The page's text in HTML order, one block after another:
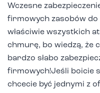
Wczesne
firmowych zasobów
właściwie wszystkich
chmurę, bo wiedzą, że
bardzo słabo
firmowych!Jeśli boicie
chcecie być jednymi z